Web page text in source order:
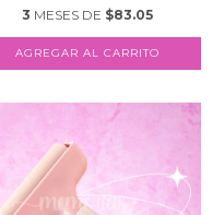
3 MESES DE $83.05